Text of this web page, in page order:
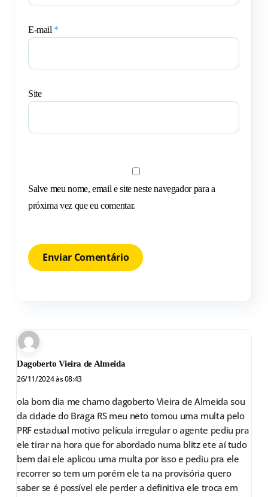
Dagoberto Vieira de Almeida
26/11/2024 às 08:43
ola bom dia me chamo dagoberto Vieira de Almeida sou
da cidade do Braga RS meu neto tomou uma multa pelo
PRF estadual motivo película irregular o agente pediu pra
ele tirar na hora que for abordado numa blitz ete aí tudo
bem daí ele aplicou uma multa por isso e pediu pra ele
recorrer so tem um porém ele ta na provisória quero
saber se é possível ele perder a definitiva ele troca em
E-mail *
Site
Salve meu nome, email e site neste navegador para a
próxima vez que eu comentar.